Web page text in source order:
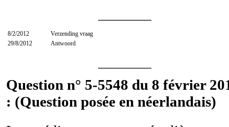
8/2/2012
Verzending vraag
29/8/2012
Antwoord
Question n° 5-5548 du 8 février
: (Question posée en néerlandais)